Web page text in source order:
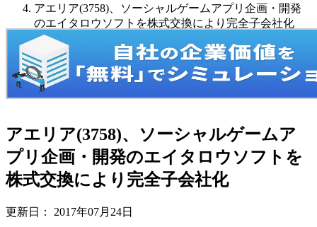
アエリア(3758)、ソーシャルゲームアプリ企画・開発
のエイタロウソフトを株式交換により完全子会社化
アエリア(3758)、ソーシャルゲームア
プリ企画・開発のエイタロウソフトを
株式交換により完全子会社化
更新日： 2017年07月24日